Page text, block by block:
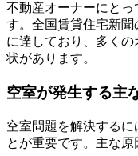
不動産オーナーにと
す。全国賃貸住宅新
に達しており、多く
状があります。
空室が発生する主
空室問題を解決する
とが重要です。主な原